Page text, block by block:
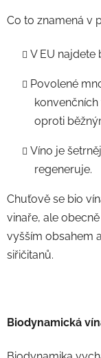
Co to znamená v
V EU najdete
Povolené
oproti
Víno je
regeneruje.
Chuťově se bio
vinaře, ale
vyšším obsahem
siřičitanů.
Biodynamická